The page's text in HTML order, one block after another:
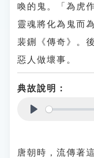
喚的鬼。「為虎
靈魂將化為鬼而
裴鉶《傳奇》。
惡人做壞事。
典故說明：
唐朝時，流傳著